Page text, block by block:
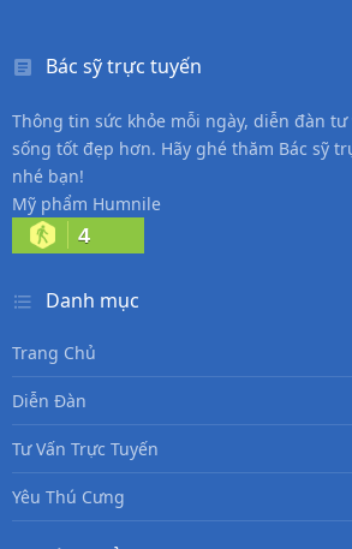
Bác sỹ trực tuyến
Thông tin sức khỏe mỗi ngày, diễn đàn
sống tốt đẹp hơn. Hãy ghé thăm Bác sỹ
nhé bạn!
Mỹ phẩm Humnile
4
Danh mục
Trang Chủ
Diễn Đàn
Tư Vấn Trực Tuyến
Yêu Thú Cưng